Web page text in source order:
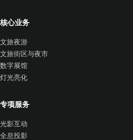
核心业务
文旅夜游
文旅街区与夜市
数字展馆
灯光亮化
专项服务
光影互动
全息投影